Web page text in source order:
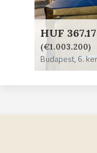
HUF
(€1.003.200)
Budapest,6.